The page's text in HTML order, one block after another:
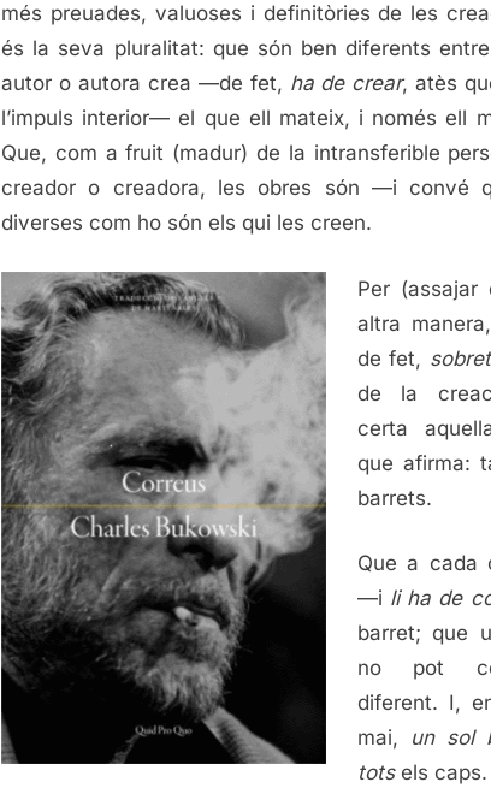
més preuades, valuoses i definitòries de les
és la seva pluralitat: que són ben diferents
autor o autora crea —de fet, ha de crear, atès
l’impuls interior— el que ell mateix, i només ell
Que, com a fruit (madur) de la intransferible
creador o creadora, les obres són —i convé
diverses com ho són els qui les creen.
Per (assajar
altra
de fet,
de la
certa
que afirma:
barrets.
Que a cada
—i li ha de
barret; que
no pot
diferent. I,
mai,
un sol
totsels caps.